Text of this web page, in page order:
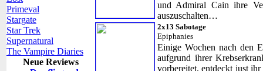
Primeval
Stargate
Star Trek
Supernatural
The Vampire Diaries
Neue Reviews
und Admiral Cain ihre
auszuschalten…
2x13 Sabotage
Epiphanies
Einige Wochen nach den
aufgrund ihrer
vorbereitet, entdeckt just